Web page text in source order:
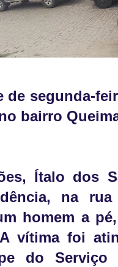
de segunda-
bairro
Ítalo dos
na
homem a
vítima foi
do Serviço